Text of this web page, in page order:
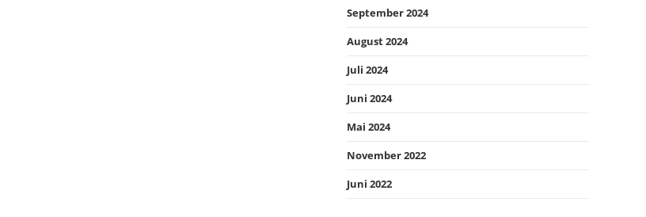
September 2024
August 2024
Juli 2024
Juni 2024
Mai 2024
November 2022
Juni 2022